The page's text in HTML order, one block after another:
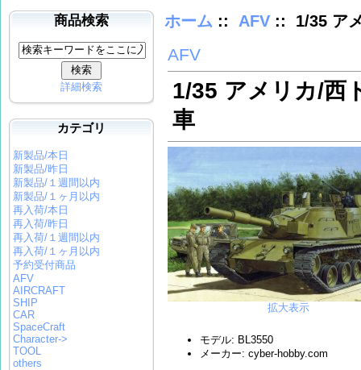
商品検索
詳細検索
カテゴリ
新製品/本日
新製品/昨日
新製品/１週間以内
新製品/１ヶ月以内
再入荷/本日
再入荷/昨日
再入荷/１週間以内
再入荷/１ヶ月以内
予約受付商品
AFV
AIRCRAFT
SHIP
CAR
SpaceCraft
Character->
TOOL
others
ホーム :: AFV :: 1/35 ア
AFV
1/35 アメリカ/西
車
拡大表示
モデル: BL3550
メーカー: cyber-hobby.com